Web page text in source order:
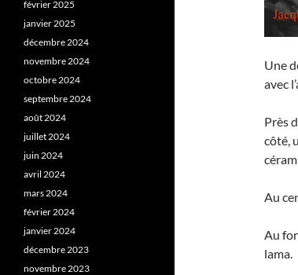
Une
avec
Près
côté,
Au
Au
lama.
février 2025
janvier 2025
décembre 2024
novembre 2024
octobre 2024
septembre 2024
août 2024
juillet 2024
juin 2024
avril 2024
mars 2024
février 2024
janvier 2024
décembre 2023
novembre 2023